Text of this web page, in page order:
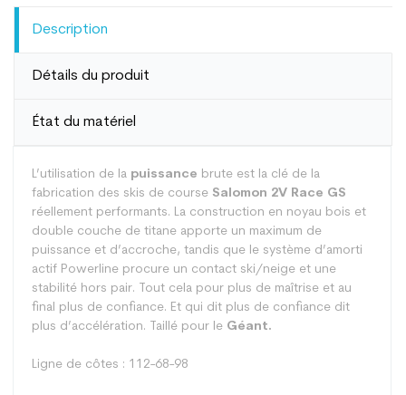
Description
Détails du produit
État du matériel
L’utilisation de la puissance brute est la clé de la
fabrication des skis de course Salomon 2V Race GS
réellement performants. La construction en noyau bois et
double couche de titane apporte un maximum de
puissance et d’accroche, tandis que le système d’amorti
actif Powerline procure un contact ski/neige et une
stabilité hors pair. Tout cela pour plus de maîtrise et au
final plus de confiance. Et qui dit plus de confiance dit
plus d’accélération. Taillé pour le Géant.
Ligne de côtes : 112-68-98